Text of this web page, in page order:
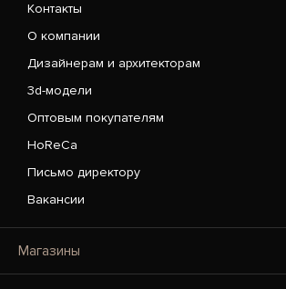
Контакты
О компании
Дизайнерам и архитекторам
3d-модели
Оптовым покупателям
HoReCa
Письмо директору
Вакансии
Магазины